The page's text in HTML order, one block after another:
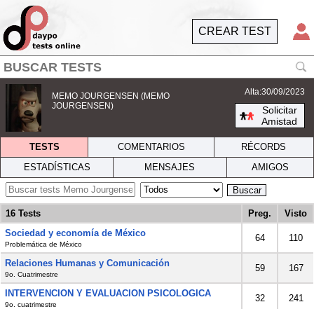
CREAR TEST
MEMO JOURGENSEN (MEMO
JOURGENSEN)
Alta:30/09/2023
Solicitar
Amistad
TESTS COMENTARIOS
RÉCORDS
ESTADÍSTICAS
MENSAJES AMIGOS
Buscar
16 Tests Preg.
Visto
Sociedad y economía de México
Problemática de México
64 110
Relaciones Humanas y Comunicación
9o. Cuatrimestre
59 167
INTERVENCION Y EVALUACION PSICOLOGICA
9o. cuatrimestre
32 241